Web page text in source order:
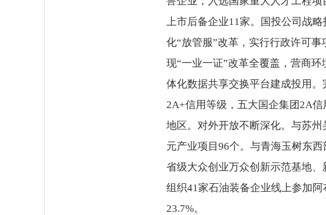
上市后备企业11家。国投公司战
化“放管服”改革，实行行政许可
现“一业一证”改革全覆盖，营商
体化数据共享交换平台建成投用
2A+信用等级，五大国企集团2A
地区。对外开放不断深化。与苏
元产业项目96个。与青海玉树东
省级大众创业万众创新示范基地、
组织41家石油装备企业线上参加
23.7%。